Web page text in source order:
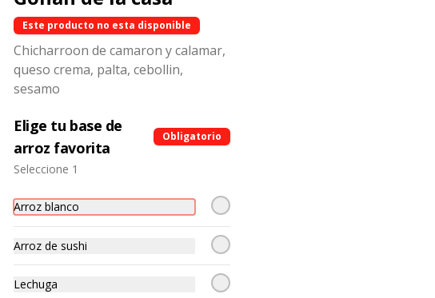
¡ NUEVO! Causa
amarilla rellena de colas de
camarón, palta y mayonesa y
topping de ceviche.
$8.500
Tequeños de camarón.
Este producto no esta disponible
Chicharroon de camaron y calamar,
queso crema, palta, cebollin,
sesamo
Elige tu base de
arroz favorita
Obligatorio
Seleccione 1
Arroz blanco
Arroz de sushi
Lechuga